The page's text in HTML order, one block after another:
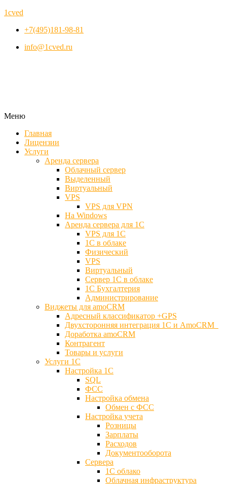
1cved
+7(495)181-98-81
info@1cved.ru
Меню
Главная
Лицензии
Услуги
Аренда сервера
Облачный сервер
Выделенный
Виртуальный
VPS
VPS для VPN
На Windows
Аренда сервера для 1С
VPS для 1С
1С в облаке
Физический
VPS
Виртуальный
Сервер 1С в облаке
1С Бухгалтерия
Администрирование
Виджеты для amoCRM
Адресный классификатор +GPS
Двухсторонняя интеграция 1С и AmoCRM
Доработка amoCRM
Контрагент
Товары и услуги
Услуги 1С
Настройка 1С
SQL
ФСС
Настройка обмена
Обмен с ФСС
Настройка учета
Розницы
Зарплаты
Расходов
Документооборота
Сервера
1С облако
Облачная инфраструктура